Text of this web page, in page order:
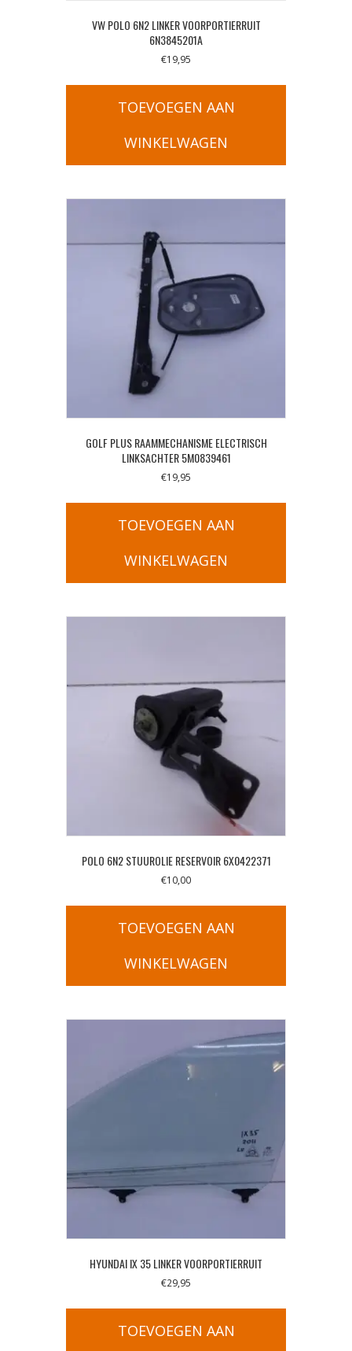
VW POLO 6N2 LINKER VOORPORTIERRUIT
6N3845201A
€19,95
TOEVOEGEN AAN
WINKELWAGEN
GOLF PLUS RAAMMECHANISME ELECTRISCH
LINKSACHTER 5M0839461
€19,95
TOEVOEGEN AAN
WINKELWAGEN
POLO 6N2 STUUROLIE RESERVOIR 6X0422371
€10,00
TOEVOEGEN AAN
WINKELWAGEN
HYUNDAI IX 35 LINKER VOORPORTIERRUIT
€29,95
TOEVOEGEN AAN